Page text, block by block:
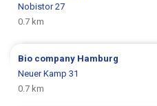
Nobistor 27
0.7 km
Bio company Hamburg
Neuer Kamp 31
0.7 km